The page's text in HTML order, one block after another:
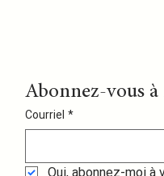
Abonnez-vous
Courriel *
Oui, abonnez-moi